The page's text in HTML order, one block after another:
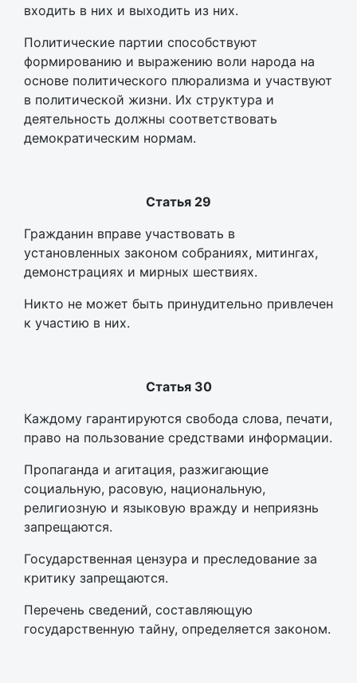
входить в них и выходить из них.
Политические партии способствуют
формированию и выражению воли народа на
основе политического плюрализма и участвуют
в политической жизни. Их структура и
деятельность должны соответствовать
демократическим нормам.
Статья 29
Гражданин вправе участвовать в
установленных законом собраниях, митингах,
демонстрациях и мирных шествиях.
Никто не может быть принудительно привлечен
к участию в них.
Статья 30
Каждому гарантируются свобода слова, печати,
право на пользование средствами информации.
Пропаганда и агитация, разжигающие
социальную, расовую, национальную,
религиозную и языковую вражду и неприязнь
запрещаются.
Государственная цензура и преследование за
критику запрещаются.
Перечень сведений, составляющую
государственную тайну, определяется законом.